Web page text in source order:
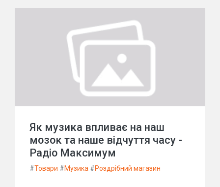
Як музика впливає на наш
мозок та наше відчуття часу -
Радіо Максимум
#Товари #Музика #Роздрібний магазин